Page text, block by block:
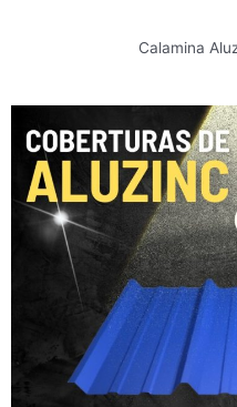
Calamina